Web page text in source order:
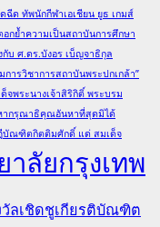
ด ทัพนักกีฬาเอเชียน ยูธ เกมส์
อกย้ำความเป็นสถาบันการศึกษา
บ ศ.ดร.บังอร เบ็ญจาธิกุล
ารวิชาการสถาบันพระปกเกล้า”
พระนางเจ้าสิริกิติ์ พระบรม
ากรุณาธิคุณอันหาที่สุดมิได้
บัณฑิตกิตติมศักดิ์ แด่ สมเด็จ
ลัยกรุงเทพ
ลเชิดชูเกียรติบัณฑิต